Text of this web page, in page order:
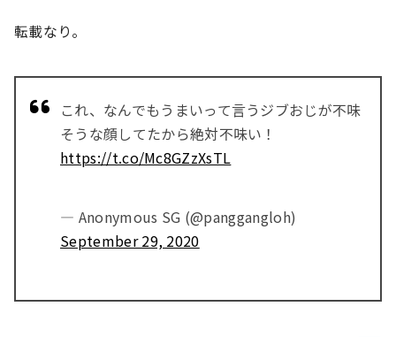
転載なり。
これ、なんでもうまいって言うジブおじが不味
そうな顔してたから絶対不味い！
https://t.co/Mc8GZzXsTL
— Anonymous SG (@panggangloh)
September 29, 2020